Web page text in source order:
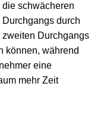
schwächeren
durch
Durchgangs
können, während
eine
mehr Zeit